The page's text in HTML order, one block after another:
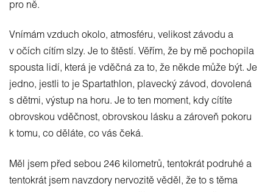
pro ně.
Vnímám vzduch okolo, atmosféru, velikost závodu a
v očích cítím slzy. Je to štěstí. Věřím, že by mě pochopila
spousta lidí, která je vděčná za to, že někde může být. Je
jedno, jestli to je Spartathlon, plavecký závod, dovolená
s dětmi, výstup na horu. Je to ten moment, kdy cítíte
obrovskou vděčnost, obrovskou lásku a zároveň pokoru
k tomu, co děláte, co vás čeká.
Měl jsem před sebou 246 kilometrů, tentokrát podruhé a
tentokrát jsem navzdory nervozitě věděl, že to s těma